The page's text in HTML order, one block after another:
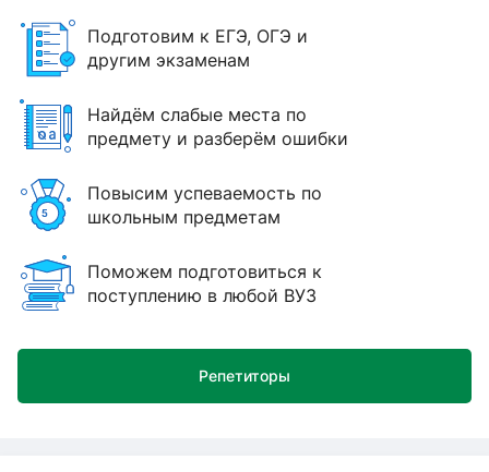
Подготовим к ЕГЭ, ОГЭ и
другим экзаменам
Найдём слабые места по
предмету и разберём ошибки
Повысим успеваемость по
школьным предметам
Поможем подготовиться к
поступлению в любой ВУЗ
Репетиторы